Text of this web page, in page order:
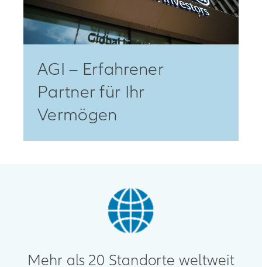
AGI – Erfahrener
Partner für Ihr
Vermögen
Mehr als 20 Standorte weltweit